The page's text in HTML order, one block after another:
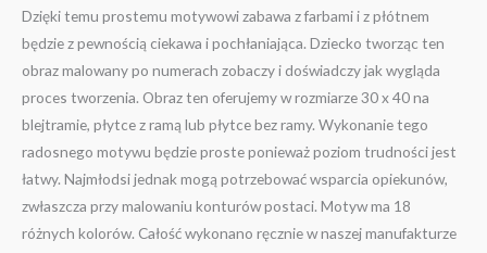
Dzięki temu prostemu motywowi zabawa z farbami i z płótnem
będzie z pewnością ciekawa i pochłaniająca. Dziecko tworząc ten
obraz malowany po numerach zobaczy i doświadczy jak wygląda
proces tworzenia. Obraz ten oferujemy w rozmiarze 30 x 40 na
blejtramie, płytce z ramą lub płytce bez ramy. Wykonanie tego
radosnego motywu będzie proste ponieważ poziom trudności jest
łatwy. Najmłodsi jednak mogą potrzebować wsparcia opiekunów,
zwłaszcza przy malowaniu konturów postaci. Motyw ma 18
różnych kolorów. Całość wykonano ręcznie w naszej manufakturze